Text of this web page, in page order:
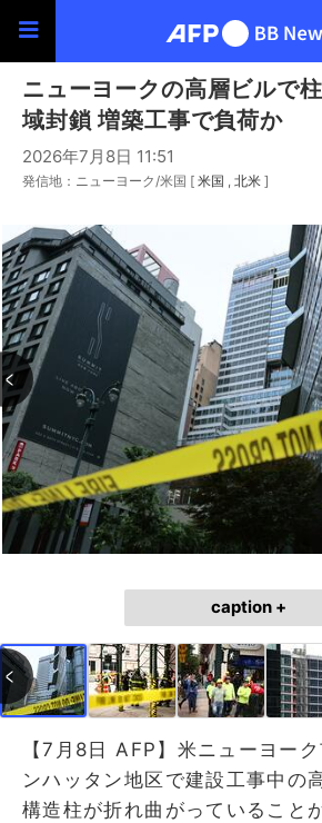
ニューヨークの高層ビルで
域封鎖 増築工事で負荷か
2026年7月8日 11:51
発信地：ニューヨーク/米国 [ 米国 北米 ]
caption +
【7月8日 AFP】米ニューヨー
ンハッタン地区で建設工事中の
構造柱が折れ曲がっていること